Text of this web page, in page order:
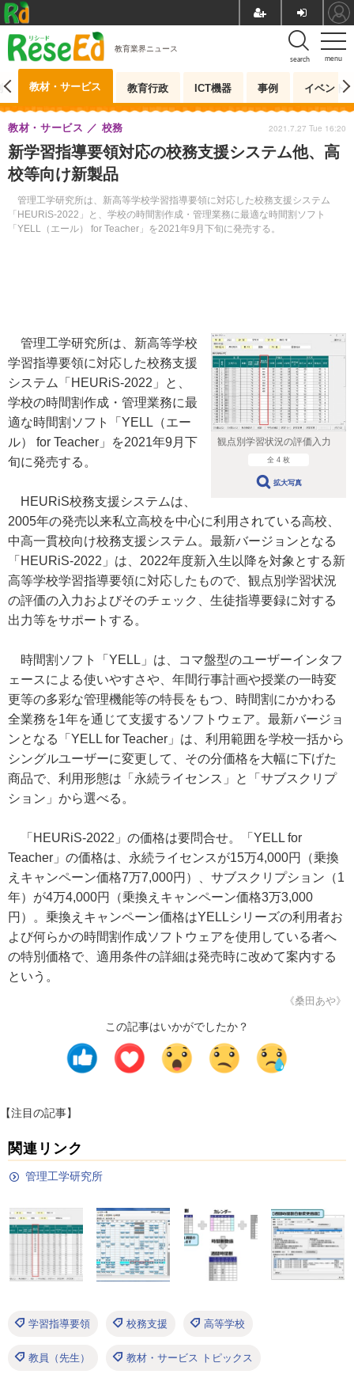
menu
search
教育業界ニュース
教材・サービス 教育行政 ICT機器 事例 イベント
新学習指導要領対応の校務支援システム他、高
校等向け新製品
管理工学研究所は、新高等学校学習指導要領に対応した校務支援システム
「HEURiS-2022」と、学校の時間割作成・管理業務に最適な時間割ソフト
「YELL（エール） for Teacher」を2021年9月下旬に発売する。
教材・サービス 校務 2021.7.27 Tue 16:20
観点別学習状況の評価入力
全 4 枚
拡大写真
管理工学研究所は、新高等学校
学習指導要領に対応した校務支援
システム「HEURiS-2022」と、
学校の時間割作成・管理業務に最
適な時間割ソフト「YELL（エー
ル） for Teacher」を2021年9月下
旬に発売する。
HEURiS校務支援システムは、
2005年の発売以来私立高校を中心に利用されている高校、
中高一貫校向け校務支援システム。最新バージョンとなる
「HEURiS-2022」は、2022年度新入生以降を対象とする新
高等学校学習指導要領に対応したもので、観点別学習状況
の評価の入力およびそのチェック、生徒指導要録に対する
出力等をサポートする。
時間割ソフト「YELL」は、コマ盤型のユーザーインタフ
ェースによる使いやすさや、年間行事計画や授業の一時変
更等の多彩な管理機能等の特長をもつ、時間割にかかわる
全業務を1年を通じて支援するソフトウェア。最新バージョ
ンとなる「YELL for Teacher」は、利用範囲を学校一括から
シングルユーザーに変更して、その分価格を大幅に下げた
商品で、利用形態は「永続ライセンス」と「サブスクリプ
ション」から選べる。
「HEURiS-2022」の価格は要問合せ。「YELL for
Teacher」の価格は、永続ライセンスが15万4,000円（乗換
えキャンペーン価格7万7,000円）、サブスクリプション（1
年）が4万4,000円（乗換えキャンペーン価格3万3,000
円）。乗換えキャンペーン価格はYELLシリーズの利用者お
よび何らかの時間割作成ソフトウェアを使用している者へ
の特別価格で、適用条件の詳細は発売時に改めて案内する
という。
《桑田あや》
この記事はいかがでしたか？
【注目の記事】
関連リンク
管理工学研究所
学習指導要領 校務支援 高等学校
教員（先生） 教材・サービス トピックス